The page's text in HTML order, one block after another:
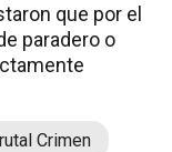
que por el
paradero o
Crimen